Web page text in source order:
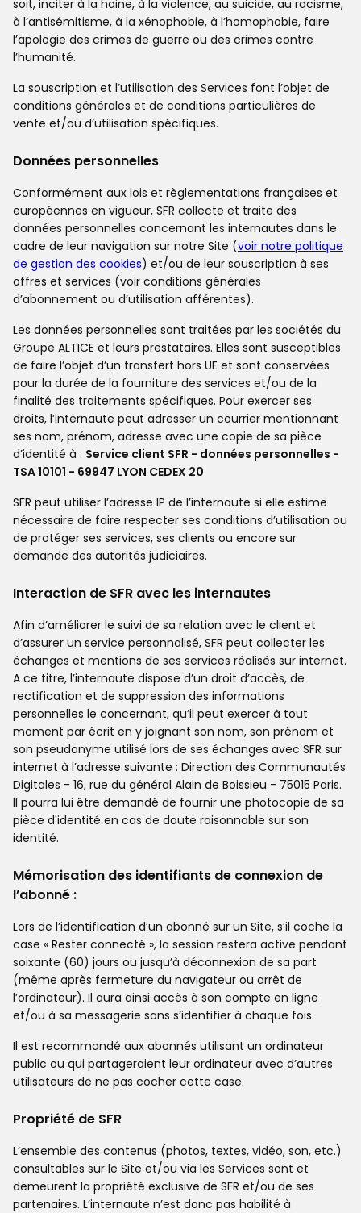
soit, inciter à la haine, à la violence, au suicide, au racisme,
à l’antisémitisme, à la xénophobie, à l’homophobie, faire
l’apologie des crimes de guerre ou des crimes contre
l’humanité.
La souscription et l’utilisation des Services font l’objet de
conditions générales et de conditions particulières de
vente et/ou d’utilisation spécifiques.
Données personnelles
Conformément aux lois et règlementations françaises et
européennes en vigueur, SFR collecte et traite des
données personnelles concernant les internautes dans le
cadre de leur navigation sur notre Site (voir notre politique
de gestion des cookies) et/ou de leur souscription à ses
offres et services (voir conditions générales
d’abonnement ou d’utilisation afférentes).
Les données personnelles sont traitées par les sociétés du
Groupe ALTICE et leurs prestataires. Elles sont susceptibles
de faire l’objet d’un transfert hors UE et sont conservées
pour la durée de la fourniture des services et/ou de la
finalité des traitements spécifiques. Pour exercer ses
droits, l’internaute peut adresser un courrier mentionnant
ses nom, prénom, adresse avec une copie de sa pièce
d’identité à : Service client SFR - données personnelles -
TSA 10101 - 69947 LYON CEDEX 20
SFR peut utiliser l’adresse IP de l’internaute si elle estime
nécessaire de faire respecter ses conditions d’utilisation ou
de protéger ses services, ses clients ou encore sur
demande des autorités judiciaires.
Interaction de SFR avec les internautes
Afin d’améliorer le suivi de sa relation avec le client et
d’assurer un service personnalisé, SFR peut collecter les
échanges et mentions de ses services réalisés sur internet.
A ce titre, l’internaute dispose d’un droit d’accès, de
rectification et de suppression des informations
personnelles le concernant, qu’il peut exercer à tout
moment par écrit en y joignant son nom, son prénom et
son pseudonyme utilisé lors de ses échanges avec SFR sur
internet à l’adresse suivante : Direction des Communautés
Digitales - 16, rue du général Alain de Boissieu - 75015 Paris.
Il pourra lui être demandé de fournir une photocopie de sa
pièce d'identité en cas de doute raisonnable sur son
identité.
Mémorisation des identifiants de connexion de
l’abonné :
Lors de l’identification d’un abonné sur un Site, s’il coche la
case « Rester connecté », la session restera active pendant
soixante (60) jours ou jusqu’à déconnexion de sa part
(même après fermeture du navigateur ou arrêt de
l’ordinateur). Il aura ainsi accès à son compte en ligne
et/ou à sa messagerie sans s’identifier à chaque fois.
Il est recommandé aux abonnés utilisant un ordinateur
public ou qui partageraient leur ordinateur avec d’autres
utilisateurs de ne pas cocher cette case.
Propriété de SFR
L’ensemble des contenus (photos, textes, vidéo, son, etc.)
consultables sur le Site et/ou via les Services sont et
demeurent la propriété exclusive de SFR et/ou de ses
partenaires. L’internaute n’est donc pas habilité à